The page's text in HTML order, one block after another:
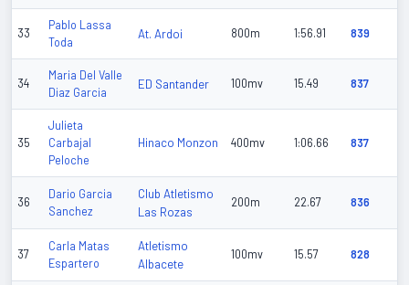
33
Pablo Lassa
Toda
At. Ardoi 800m 1:56.91 839
34
Maria Del Valle
Diaz Garcia
ED Santander 100mv 15.49 837
35
Julieta
Carbajal
Peloche
Hinaco Monzon 400mv 1:06.66 837
36
Dario Garcia
Sanchez
Club Atletismo
Las Rozas
200m 22.67 836
37
Carla Matas
Espartero
Atletismo
Albacete
100mv 15.57 828